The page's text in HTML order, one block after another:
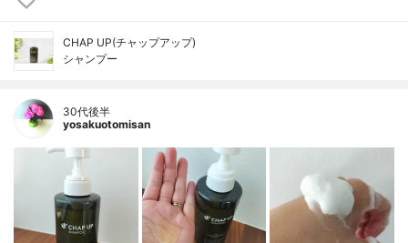
CHAP UP(チャップアップ)
シャンプー
30代後半
yosakuotomisan